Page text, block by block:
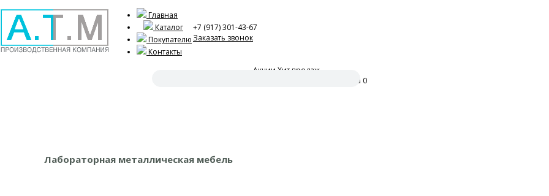
Главная
Каталог
Покупателю
Контакты
+7 (917) 301-43-67
Заказать звонок
Акции Хит продаж
0
Лабораторная металлическая мебель